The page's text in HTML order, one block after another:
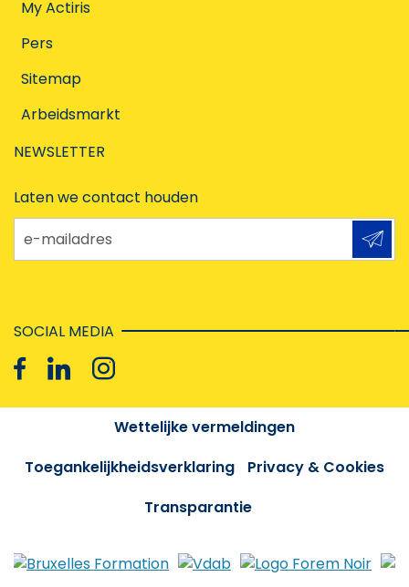
My Actiris
Pers
Sitemap
Arbeidsmarkt
NEWSLETTER
Laten we contact houden
e-mailadres
SOCIAL MEDIA
Wettelijke vermeldingen
Toegankelijkheidsverklaring
Privacy & Cookies
Transparantie